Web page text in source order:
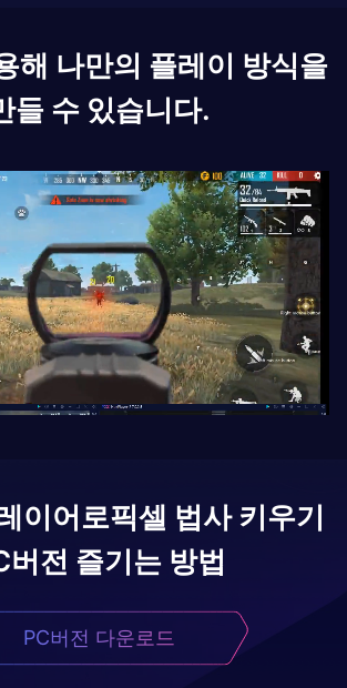
해 나만의 플레이 방식을
들 수 있습니다.
이어로픽셀 법사 키우기
버전 즐기는 방법
PC버전 다운로드